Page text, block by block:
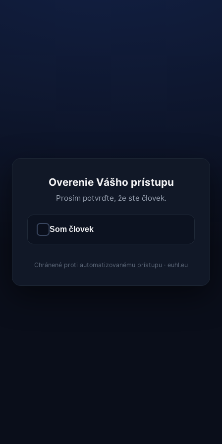
Overenie Vášho prístupu
Prosím potvrďte, že ste človek.
Som človek
Chránené proti automatizovanému prístupu · euhl.eu